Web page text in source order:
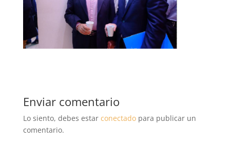
Enviar comentario
Lo siento, debes estar conectadopara publicar un
comentario.